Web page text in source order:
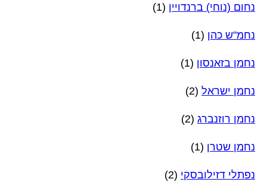
נחום (נוחי) ברנדויין (1)
נחמ"ש כהן (1)
נחמן בזאנסון (1)
נחמן ישראל (2)
נחמן רוזנברג (2)
נחמן שטרן (1)
נפתלי דזילובסקי (2)